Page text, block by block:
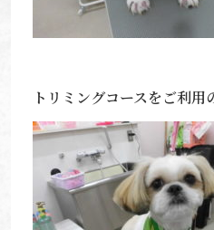
トリミングコースをご利